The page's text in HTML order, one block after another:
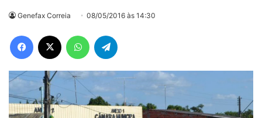
Genefax Correia 08/05/2016 às 14:30
Facebook WhatsApp